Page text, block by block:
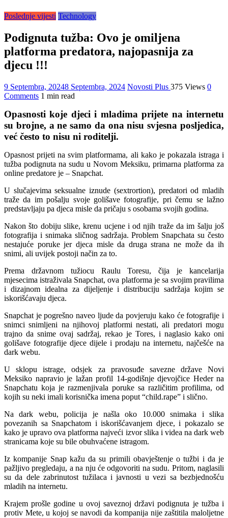
Poslednje vijesti Technology
Podignuta tužba: Ovo je omiljena
platforma predatora, najopasnija za
djecu !!!
9 Septembra, 20248 Septembra, 2024 Novosti Plus 375 Views 0
Comments 1 min read
Opasnosti koje djeci i mladima prijete na internetu
su brojne, a ne samo da ona nisu svjesna posljedica,
već često to nisu ni roditelji.
Opasnost prijeti na svim platformama, ali kako je pokazala istraga i
tužba podignuta na sudu u Novom Meksiku, primarna platforma za
online predatore je – Snapchat.
U slučajevima seksualne iznude (sextrortion), predatori od mladih
traže da im pošalju svoje golišave fotografije, pri čemu se lažno
predstavljaju pa djeca misle da pričaju s osobama svojih godina.
Nakon što dobiju slike, krenu ucjene i od njih traže da im šalju još
fotografija i snimaka sličnog sadržaja. Problem Snapchata su često
nestajuće poruke jer djeca misle da druga strana ne može da ih
snimi, ali uvijek postoji način za to.
Prema državnom tužiocu Raulu Toresu, čija je kancelarija
mjesecima istraživala Snapchat, ova platforma je sa svojim pravilima
i dizajnom idealna za dijeljenje i distribuciju sadržaja kojim se
iskorišćavaju djeca.
Snapchat je pogrešno naveo ljude da povjeruju kako će fotografije i
snimci snimljeni na njihovoj platformi nestati, ali predatori mogu
trajno da snime ovaj sadržaj, rekao je Tores, i naglasio kako oni
golišave fotografije djece dijele i prodaju na internetu, najčešće na
dark webu.
U sklopu istrage, odsjek za pravosuđe savezne države Novi
Meksiko napravio je lažan profil 14-godišnje djevojčice Heder na
Snapchatu koja je razmenjivala poruke sa različitim profilima, od
kojih su neki imali korisnička imena poput “child.rape” i slično.
Na dark webu, policija je našla oko 10.000 snimaka i slika
povezanih sa Snapchatom i iskorišćavanjem djece, i pokazalo se
kako je upravo ova platforma najveći izvor slika i videa na dark web
stranicama koje su bile obuhvaćene istragom.
Iz kompanije Snap kažu da su primili obavještenje o tužbi i da je
pažljivo pregledaju, a na nju će odgovoriti na sudu. Pritom, naglasili
su da dele zabrinutost tužilaca i javnosti u vezi sa bezbjednošću
mladih na internetu.
Krajem prošle godine u ovoj saveznoj državi podignuta je tužba i
protiv Mete, u kojoj se navodi da kompanija nije zaštitila maloljetne